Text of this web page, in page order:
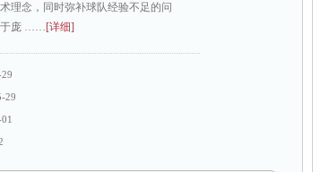
理念，同时弥补球队经验不足的问
于庞 ……[详细]
29